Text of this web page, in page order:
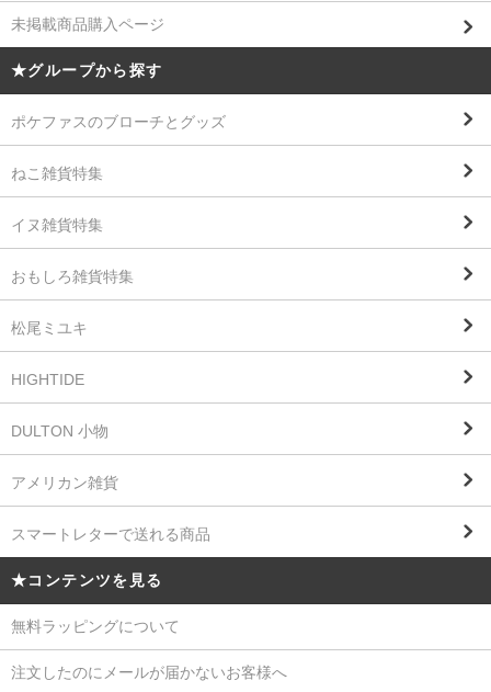
未掲載商品購入ページ
★グループから探す
ポケファスのブローチとグッズ
ねこ雑貨特集
イヌ雑貨特集
おもしろ雑貨特集
松尾ミユキ
HIGHTIDE
DULTON 小物
アメリカン雑貨
スマートレターで送れる商品
★コンテンツを見る
無料ラッピングについて
注文したのにメールが届かないお客様へ